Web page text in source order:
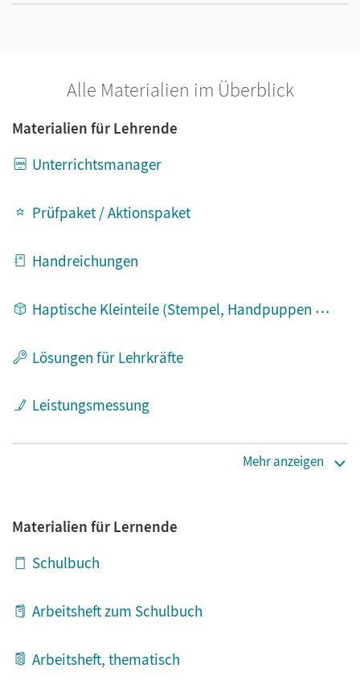
Alle Materialien im Überblick
Materialien für Lehrende
Unterrichtsmanager
Prüfpaket / Aktionspaket
Handreichungen
Haptische Kleinteile (Stempel, Handpuppen etc.)
Lösungen für Lehrkräfte
Leistungsmessung
Mehr anzeigen
Materialien für Lernende
Schulbuch
Arbeitsheft zum Schulbuch
Arbeitsheft, thematisch